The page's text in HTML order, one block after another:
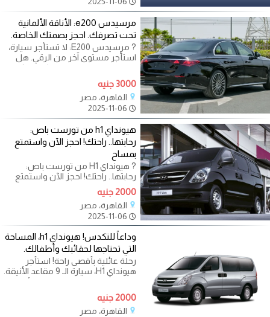
مرسيدس e200: الأناقة الألمانية
تحت تصرفك. احجز بصمتك الخاصة.
? مرسيدس E200: لا تستأجر سيارة،
استأجر مستوى آخر من الرقي. هل
تبحث عن وسيلة نقل تعكس مكانتك
وتضيف لمسة
3000 جنيه
القاهرة، مصر
هيونداي h1 من تورست باص:
رحابتها.. راحتك! احجز الآن واستمتع
بمساح
? هيونداي H1 من تورست باص:
رحابتها.. راحتك! احجز الآن واستمتع
بمساحة الجميع. هل تخطط لرحلة
عائلية
2000 جنيه
القاهرة، مصر
وداعاً للتكدس! هيونداي h1، المساحة
التي تحتاجها لحقائبك وأطفالك.
رحلة عائلية بأقصى راحة! استأجر
هيونداي H1، سيارة الـ 9 مقاعد الأنيقة.
هل تخطط ليوم ممتع مع العائلة
2000 جنيه
القاهرة، مصر